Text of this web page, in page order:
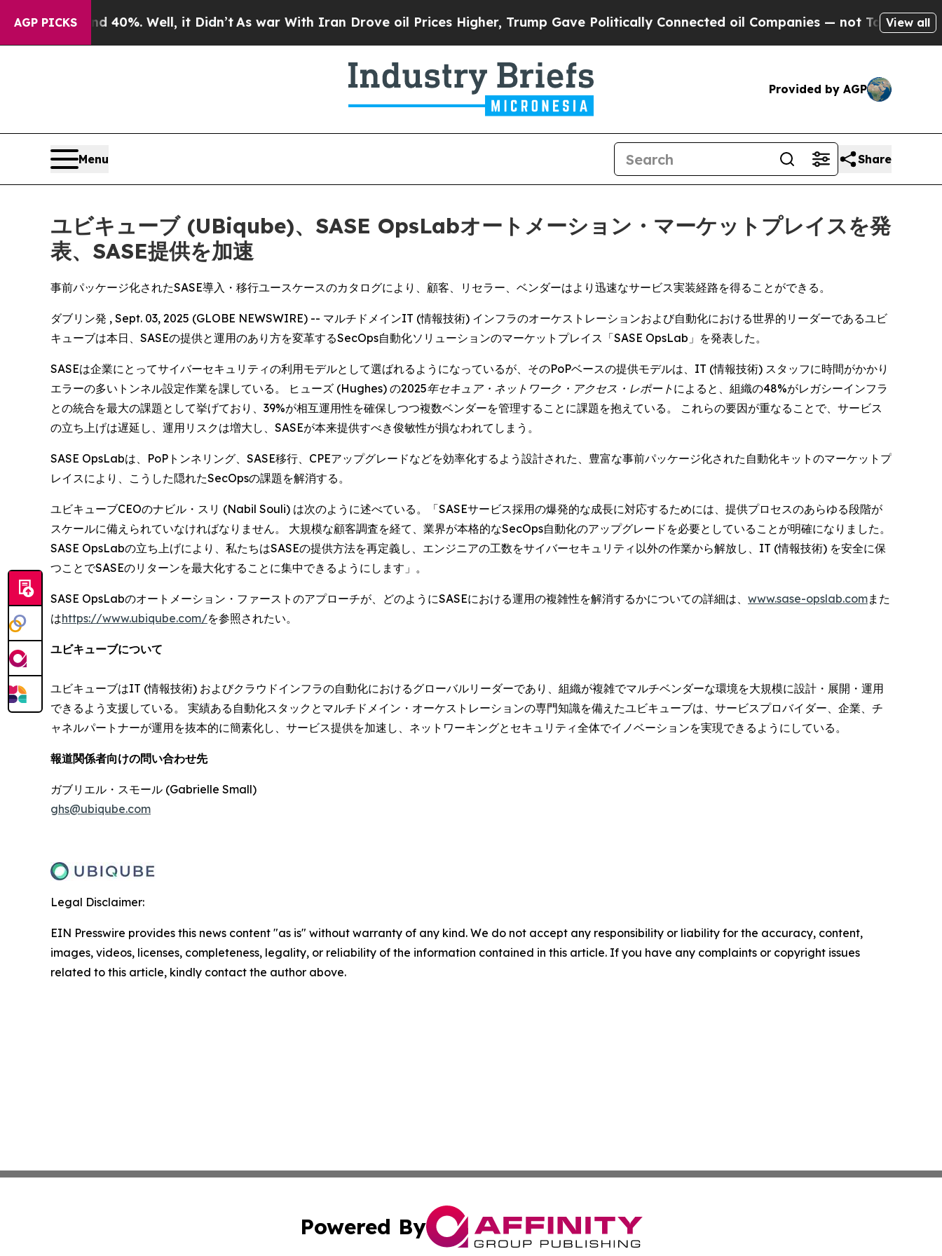
AGP PICKS
Around 40%. Well, it Didn’t As war With Iran Drove oil Prices Higher, Trump Gave Politically Connected oil Companies — not Taxpayers — the
View all
Provided by AGP
Menu Share
ユビキューブ (UBiqube)、SASE OpsLabオートメーション・マーケットプレイスを発
表、SASE提供を加速
事前パッケージ化されたSASE導入・移行ユースケースのカタログにより、顧客、リセラー、ベンダーはより迅速なサービス実装経路を得ることができる。
ダブリン発 , Sept. 03, 2025 (GLOBE NEWSWIRE) -- マルチドメインIT (情報技術) インフラのオーケストレーションおよび自動化における世界的リーダーであるユビ
キューブは本日、SASEの提供と運用のあり方を変革するSecOps自動化ソリューションのマーケットプレイス「SASE OpsLab」を発表した。
SASEは企業にとってサイバーセキュリティの利用モデルとして選ばれるようになっているが、そのPoPベースの提供モデルは、IT (情報技術) スタッフに時間がかかり
エラーの多いトンネル設定作業を課している。 ヒューズ (Hughes) の2025年セキュア・ネットワーク・アクセス・レポート によると、組織の48%がレガシーインフラ
との統合を最大の課題として挙げており、39%が相互運用性を確保しつつ複数ベンダーを管理することに課題を抱えている。 これらの要因が重なることで、サービス
の立ち上げは遅延し、運用リスクは増大し、SASEが本来提供すべき俊敏性が損なわれてしまう。
SASE OpsLabは、PoPトンネリング、SASE移行、CPEアップグレードなどを効率化するよう設計された、豊富な事前パッケージ化された自動化キットのマーケットプ
レイスにより、こうした隠れたSecOpsの課題を解消する。
ユビキューブCEOのナビル・スリ (Nabil Souli) は次のように述べている。「SASEサービス採用の爆発的な成長に対応するためには、提供プロセスのあらゆる段階が
スケールに備えられていなければなりません。 大規模な顧客調査を経て、業界が本格的なSecOps自動化のアップグレードを必要としていることが明確になりました。
SASE OpsLabの立ち上げにより、私たちはSASEの提供方法を再定義し、エンジニアの工数をサイバーセキュリティ以外の作業から解放し、IT (情報技術) を安全に保
つことでSASEのリターンを最大化することに集中できるようにします」。
SASE OpsLabのオートメーション・ファーストのアプローチが、どのようにSASEにおける運用の複雑性を解消するかについての詳細は、 www.sase-opslab.comまた
はhttps://www.ubiqube.com/を参照されたい。
ユビキューブについて
ユビキューブはIT (情報技術) およびクラウドインフラの自動化におけるグローバルリーダーであり、組織が複雑でマルチベンダーな環境を大規模に設計・展開・運用
できるよう支援している。 実績ある自動化スタックとマルチドメイン・オーケストレーションの専門知識を備えたユビキューブは、サービスプロバイダー、企業、チ
ャネルパートナーが運用を抜本的に簡素化し、サービス提供を加速し、ネットワーキングとセキュリティ全体でイノベーションを実現できるようにしている。
報道関係者向けの問い合わせ先
ガブリエル・スモール (Gabrielle Small)
ghs@ubiqube.com
Legal Disclaimer:
EIN Presswire provides this news content "as is" without warranty of any kind. We do not accept any responsibility or liability for the accuracy, content,
images, videos, licenses, completeness, legality, or reliability of the information contained in this article. If you have any complaints or copyright issues
related to this article, kindly contact the author above.
Powered By